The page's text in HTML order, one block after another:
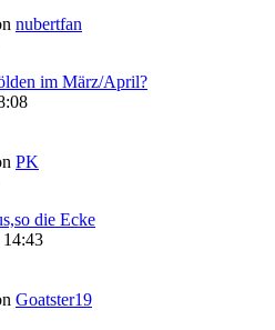
nubertfan
im März/April?
PK
die Ecke
Goatster19